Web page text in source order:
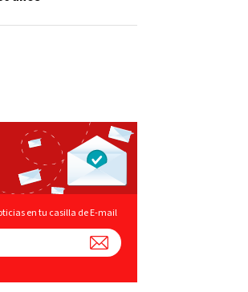
en tu casilla de E-mail